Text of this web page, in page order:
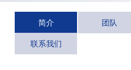
简介 团队
联系我们